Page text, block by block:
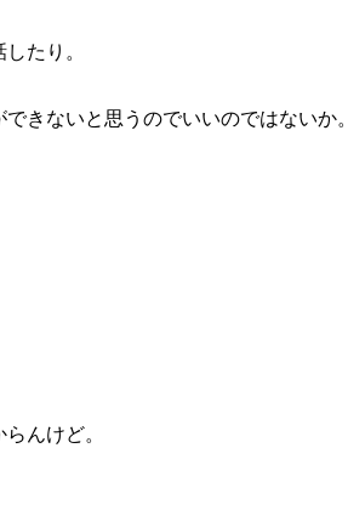
たり。
きないと思うのでいいのではないか。
んけど。